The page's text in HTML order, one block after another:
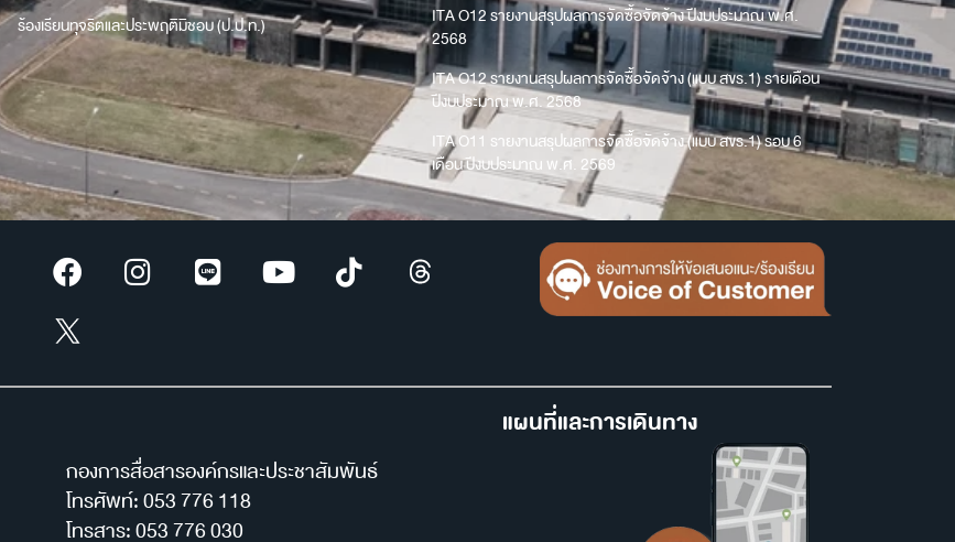
ร้องเรียนทุจริตและประพฤติมิชอบ (ป.ป.ท.)
ITA O12 รายงานสรุปผลการจัดซื้อจัดจ้าง ปีงบประมาณ พ.ศ.
2568
ITA O12 รายงานสรุปผลการจัดซื้อจัดจ้าง (แบบ สขร.1) รายเดือน
ปีงบประมาณ พ.ศ. 2568
ITA O11 รายงานสรุปผลการจัดซื้อจัดจ้าง (แบบ สขร.1) รอบ 6
เดือน ปีงบประมาณ พ.ศ. 2569
กองการสื่อสารองค์กรและประชาสัมพันธ์
โทรศัพท์: 053 776 118
โทรสาร: 053 776 030
แผนที่และการเดินทาง